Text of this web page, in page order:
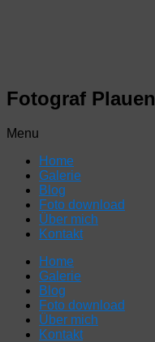
Fotograf Plauen
Menu
Home
Galerie
Blog
Foto download
Über mich
Kontakt
Home
Galerie
Blog
Foto download
Über mich
Kontakt